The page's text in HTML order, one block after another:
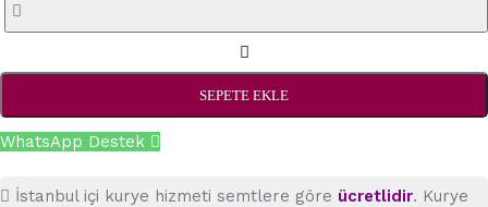
SEPETE EKLE
WhatsApp Destek
İstanbul içi kurye hizmeti semtlere göre ücretlidir. Kurye